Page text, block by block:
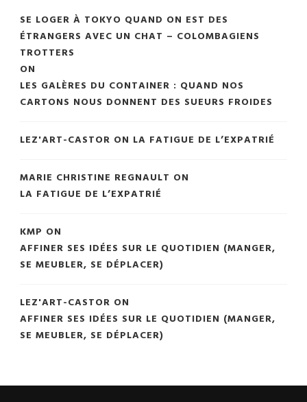
SE LOGER À TOKYO QUAND ON EST DES
ÉTRANGERS AVEC UN CHAT – COLOMBAGIENS
TROTTERS
ON
LES GALÈRES DU CONTAINER : QUAND NOS
CARTONS NOUS DONNENT DES SUEURS FROIDES
LEZ'ART-CASTOR ON LA FATIGUE DE L’EXPATRIÉ
MARIE CHRISTINE REGNAULT ON
LA FATIGUE DE L’EXPATRIÉ
KMP ON
AFFINER SES IDÉES SUR LE QUOTIDIEN (MANGER,
SE MEUBLER, SE DÉPLACER)
LEZ'ART-CASTOR ON
AFFINER SES IDÉES SUR LE QUOTIDIEN (MANGER,
SE MEUBLER, SE DÉPLACER)